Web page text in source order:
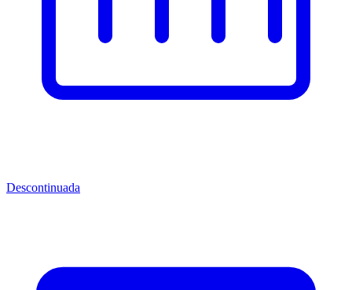
Descontinuada